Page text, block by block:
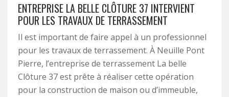
ENTREPRISE LA BELLE CLÔTURE 37 INTERVIENT
POUR LES TRAVAUX DE TERRASSEMENT
Il est important de faire appel à un professionnel
pour les travaux de terrassement. À Neuille Pont
Pierre, l’entreprise de terrassement La belle
Clôture 37 est prête à réaliser cette opération
pour la construction de maison ou d’immeuble,